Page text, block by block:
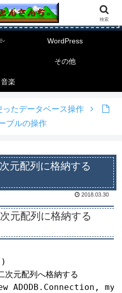
WordPress
その他
音楽
ったデータベース操作
ブルの操作
元配列に格納する
2018.03.30
元配列に格納する
次元配列へ格納する
ADODB.Connection,
検索